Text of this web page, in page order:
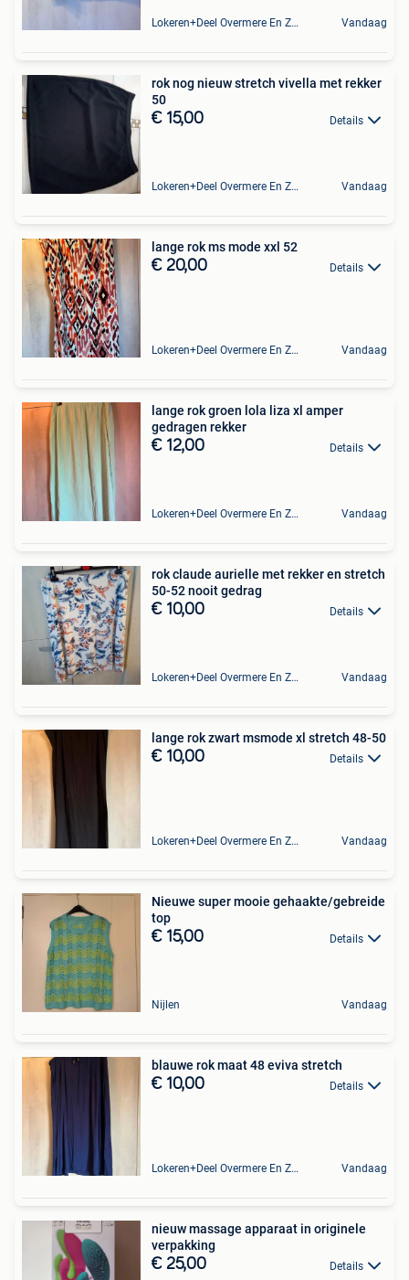
Lokeren+Deel Overmere En Zele Vandaag
rok nog nieuw stretch vivella met rekker
50
€ 15,00 Details
Lokeren+Deel Overmere En Zele Vandaag
lange rok ms mode xxl 52
€ 20,00 Details
Lokeren+Deel Overmere En Zele Vandaag
lange rok groen lola liza xl amper
gedragen rekker
€ 12,00 Details
Lokeren+Deel Overmere En Zele Vandaag
rok claude aurielle met rekker en stretch
50-52 nooit gedrag
€ 10,00 Details
Lokeren+Deel Overmere En Zele Vandaag
lange rok zwart msmode xl stretch 48-50
€ 10,00 Details
Lokeren+Deel Overmere En Zele Vandaag
Nieuwe super mooie gehaakte/gebreide
top
€ 15,00 Details
Nijlen Vandaag
blauwe rok maat 48 eviva stretch
€ 10,00 Details
Lokeren+Deel Overmere En Zele Vandaag
nieuw massage apparaat in originele
verpakking
€ 25,00 Details